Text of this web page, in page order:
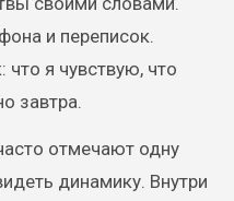
и переписок.
что я чувствую, что
завтра.
отмечают одну
динамику. Внутри